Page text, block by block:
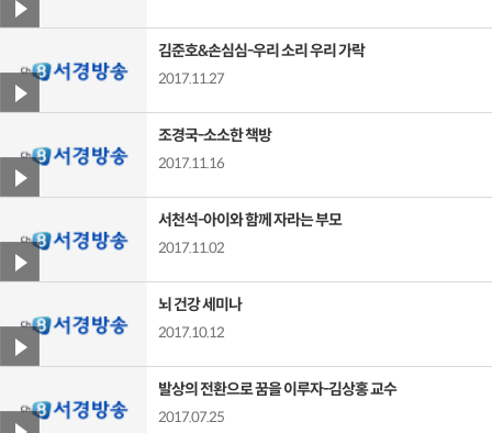
김준호&손심심-우리 소리 우리 가락
2017.11.27
조경국-소소한 책방
2017.11.16
서천석-아이와 함께 자라는 부모
2017.11.02
뇌 건강 세미나
2017.10.12
발상의 전환으로 꿈을 이루자-김상홍 교수
2017.07.25